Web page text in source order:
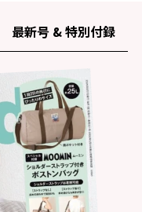
最新号 & 特別付録